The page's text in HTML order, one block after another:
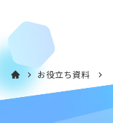
お役立ち資料